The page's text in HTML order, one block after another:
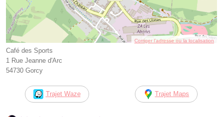
Corriger l’adresse ou la localisation
Café des Sports
1 Rue Jeanne d'Arc
54730 Gorcy
Trajet Waze Trajet Maps